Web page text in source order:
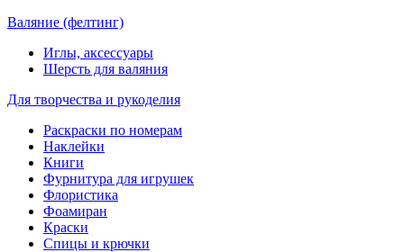
Валяние (фелтинг)
Иглы, аксессуары
Шерсть для валяния
Для творчества и рукоделия
Раскраски по номерам
Наклейки
Книги
Фурнитура для игрушек
Флористика
Фоамиран
Краски
Спицы и крючки